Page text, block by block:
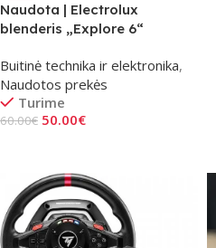
Naudota | Electrolux
blenderis „Explore 6“
Buitinė technika ir elektronika,
Naudotos prekės
Turime
60.00€ 50.00€